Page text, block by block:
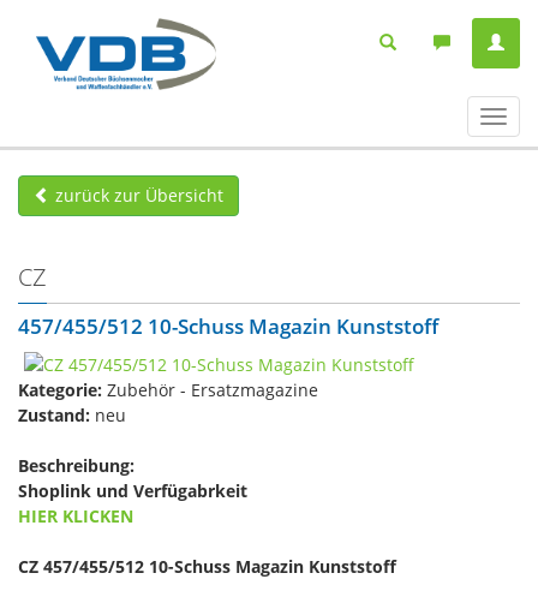
ein-/
zurück zur Übersicht
CZ
457/455/512 10-Schuss Magazin Kunststoff
Kategorie: Zubehör - Ersatzmagazine
Zustand: neu
Beschreibung:
Shoplink und Verfügabrkeit
HIER KLICKEN
CZ 457/455/512 10-Schuss Magazin Kunststoff